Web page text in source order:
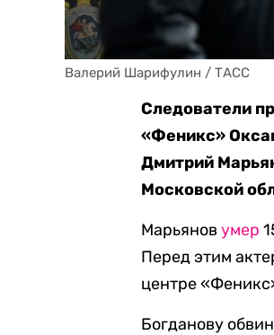
Валерий Шарифулин / ТАСС
Следователи
«Феникс»
Дмитрий
Московской
Марьяновумер
Перед этим
центре
Богданову